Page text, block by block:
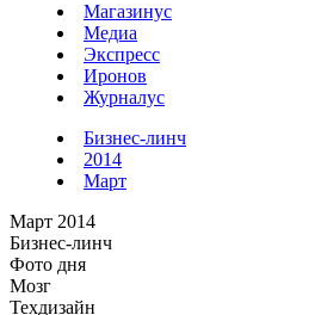
Магазинус
Медиа
Экспресс
Иронов
Журналус
Бизнес-линч
2014
Март
Март 2014
Бизнес-линч
Фото дня
Мозг
Техдизайн